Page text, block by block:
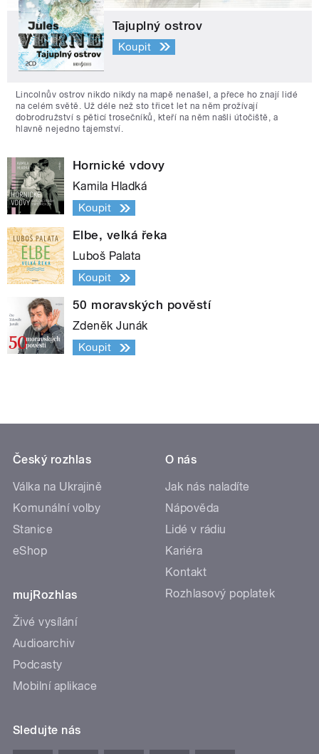
Tajuplný ostrov
Koupit
Lincolnův ostrov nikdo nikdy na mapě nenašel, a přece ho znají lidé
na celém světě. Už déle než sto třicet let na něm prožívají
dobrodružství s pěticí trosečníků, kteří na něm našli útočiště, a
hlavně nejedno tajemství.
Hornické vdovy
Kamila Hladká
Koupit
Elbe, velká řeka
Luboš Palata
Koupit
50 moravských pověstí
Zdeněk Junák
Koupit
Český rozhlas
Válka na Ukrajině
Komunální volby
Stanice
eShop
mujRozhlas
Živé vysílání
Audioarchiv
Podcasty
Mobilní aplikace
O nás
Jak nás naladíte
Nápověda
Lidé v rádiu
Kariéra
Kontakt
Rozhlasový poplatek
Sledujte nás